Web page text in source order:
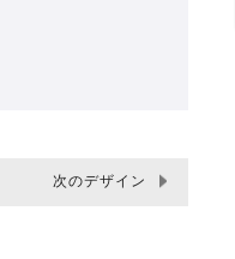
次のデザイン